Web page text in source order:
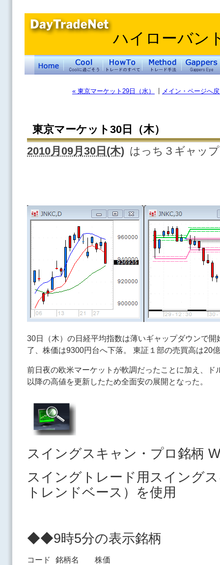
ハイローバン
« 東京マーケット29日（水） メイン・ページへ
東京マーケット30日（木）
2010月09月30日(木) はっち３ギャッ
30日（木）の日経平均指数は薄いギャップダウンで
了、株価は9300円台へ下落。 東証１部の売買高は20
前日夜の欧米マーケットが軟調だったことに加え、
以降の高値を更新したため全面安の展開となった。
スイングスキャン・プロ銘柄
スイングトレード用スイング
トレンドベース）を使用
◆◆9時5分の表示銘柄
コード 銘柄名　　株価